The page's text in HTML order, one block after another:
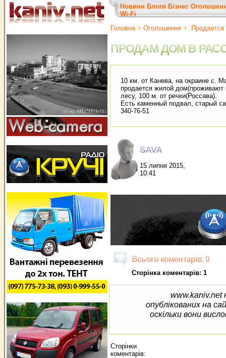
Новини Блоги Бізнес
Wi-Fi
Головна> Оголошення >
ПРОДАМ ДОМ В
10 км. от Канева, на окраине с.
продается жилой дом(проживают
лесу, 100 м. от речки(Россава).
Есть каменный подвал, старый
340-76-51
SAVA
15 липня 2015,
10:41
Всього коментарів: 0
Сторінка коментарів: 1
www.kaniv.net
опублікованих на
оскільки вони
Сторінки
коментарів: